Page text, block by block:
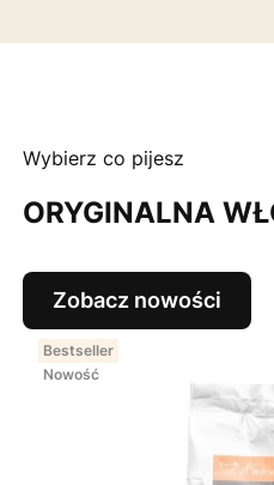
Wybierz co pijesz
ORYGINALNA
Zobacz nowości
Bestseller
Nowość